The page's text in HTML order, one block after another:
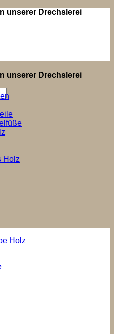
unserer Drechslerei
unserer Drechslerei
Holz
Holz